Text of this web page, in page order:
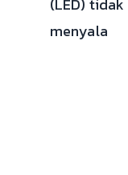
menyala